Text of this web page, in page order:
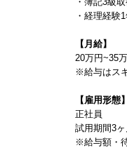
・経理経験
【月給】
20万円~35
※給与はス
【雇用形態】
正社員
試用期間3ヶ
※給与額・